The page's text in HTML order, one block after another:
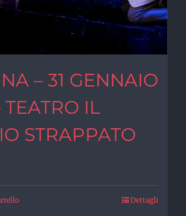
– 31 GENNAIO
IL
STRAPPATO
Dettagli